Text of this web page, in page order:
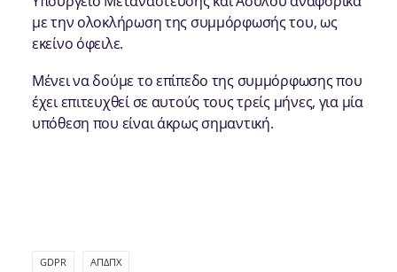
με την ολοκλήρωση της συμμόρφωσής του, ως
εκείνο όφειλε.
Μένει να δούμε το επίπεδο της συμμόρφωσης που
έχει επιτευχθεί σε αυτούς τους τρείς μήνες, για μία
υπόθεση που είναι άκρως σημαντική.
GDPR ΑΠΔΠΧ